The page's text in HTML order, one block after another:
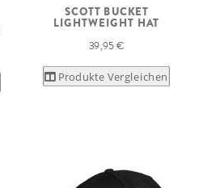
SCOTT BUCKET
LIGHTWEIGHT HAT
39,95 €
Produkte Vergleichen